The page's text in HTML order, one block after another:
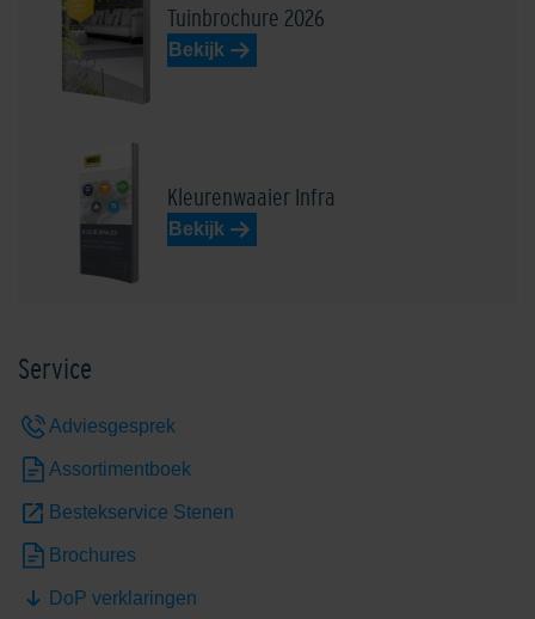
Tuinbrochure 2026
Bekijk
Kleurenwaaier Infra
Bekijk
Service
Adviesgesprek
Assortimentboek
Bestekservice Stenen
Brochures
DoP verklaringen